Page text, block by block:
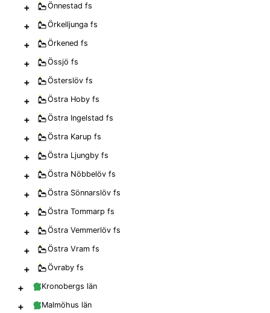
+ Önnestad fs
+ Örkelljunga fs
+ Örkened fs
+ Össjö fs
+ Österslöv fs
+ Östra Hoby fs
+ Östra Ingelstad fs
+ Östra Karup fs
+ Östra Ljungby fs
+ Östra Nöbbelöv fs
+ Östra Sönnarslöv fs
+ Östra Tommarp fs
+ Östra Vemmerlöv fs
+ Östra Vram fs
+ Övraby fs
+ Kronobergs län
+ Malmöhus län